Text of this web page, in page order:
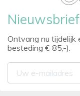
Nieuwsbrief
Ontvang nu tijdelijk
besteding € 85,-).